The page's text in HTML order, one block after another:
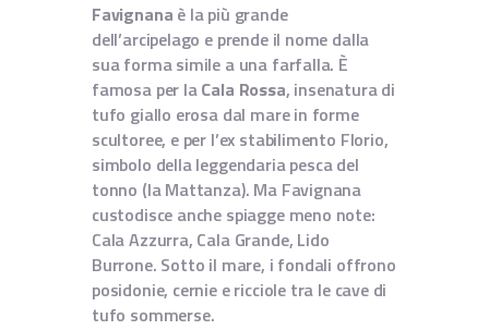
Favignana è la più grande
dell’arcipelago e prende il nome dalla
sua forma simile a una farfalla. È
famosa per laCala Rossa, insenatura di
tufo giallo erosa dal mare in forme
scultoree, e per l’ex stabilimento Florio,
simbolo della leggendaria pesca del
tonno (la Mattanza). Ma Favignana
custodisce anche spiagge meno note:
Cala Azzurra, Cala Grande, Lido
Burrone. Sotto il mare, i fondali offrono
posidonie, cernie e ricciole tra le cave di
tufo sommerse.